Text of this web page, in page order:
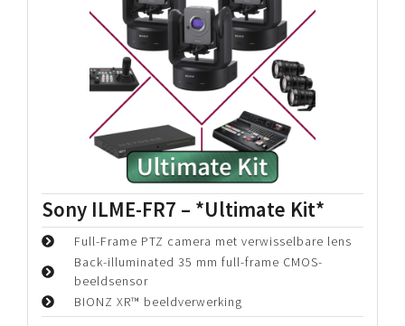
Sony ILME-FR7 – *Premium Kit*
Full-Frame PTZ camera met verwisselbare lens
Back-illuminated 35 mm full-frame CMOS-
beeldsensor
BIONZ XR™ beeldverwerking
Prijs p/d: €899,00
Periode:€899,00
Bekijk details